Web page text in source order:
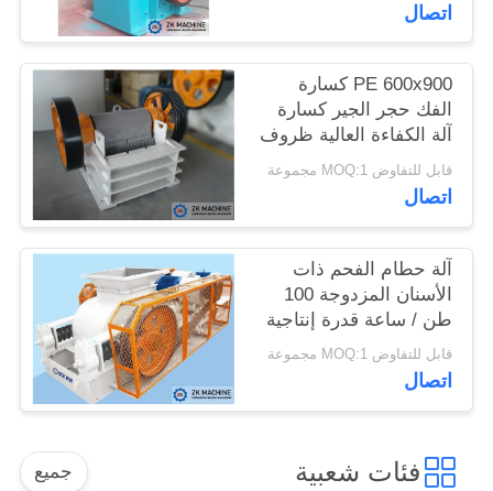
خريطة
الموقع
سياسة
الخصوصية
اتصال
PE 600x900 كسارة
الفك حجر الجير كسارة
آلة الكفاءة العالية ظروف
عمل موثوق بها
قابل للتفاوض MOQ:1 مجموعة
اتصال
آلة حطام الفحم ذات
الأسنان المزدوجة 100
طن / ساعة قدرة إنتاجية
كبيرة
قابل للتفاوض MOQ:1 مجموعة
اتصال
فئات شعبية جميع